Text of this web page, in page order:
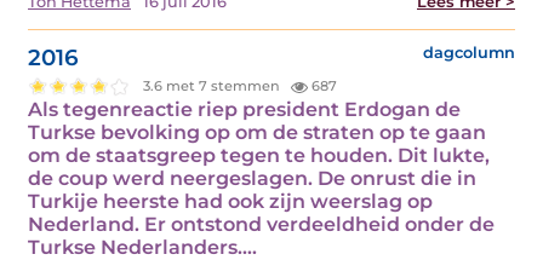
2016 dagcolumn
3.6 met 7 stemmen 687
Als tegenreactie riep president Erdogan de
Turkse bevolking op om de straten op te gaan
om de staatsgreep tegen te houden. Dit lukte,
de coup werd neergeslagen. De onrust die in
Turkije heerste had ook zijn weerslag op
Nederland. Er ontstond verdeeldheid onder de
Turkse Nederlanders.…